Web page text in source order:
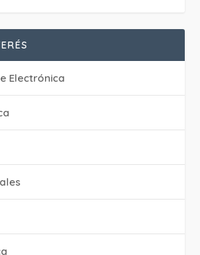
Electrónica